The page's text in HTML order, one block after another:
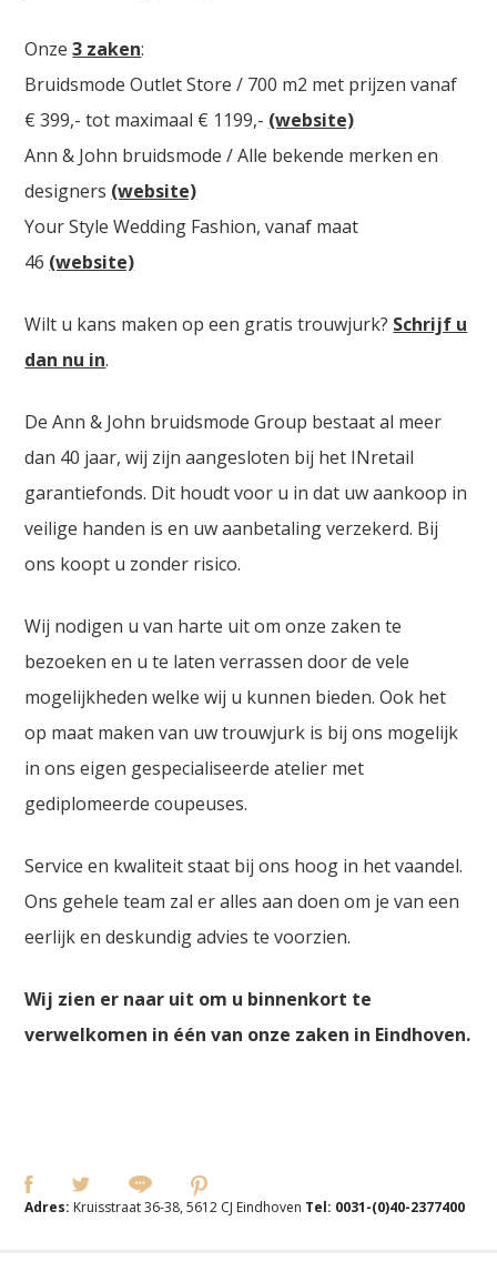
Onze3 zaken:
Bruidsmode Outlet Store / 700 m2 met prijzen vanaf
€ 399,- tot maximaal € 1199,- (website)
Ann & John bruidsmode / Alle bekende merken en
designers (website)
Your Style Wedding Fashion, vanaf maat
46 (website)
Wilt u kans maken op een gratis trouwjurk? Schrijf u
dan nu in.
De Ann & John bruidsmode Group bestaat al meer
dan 40 jaar, wij zijn aangesloten bij het INretail
garantiefonds. Dit houdt voor u in dat uw aankoop in
veilige handen is en uw aanbetaling verzekerd. Bij
ons koopt u zonder risico.
Wij nodigen u van harte uit om onze zaken te
bezoeken en u te laten verrassen door de vele
mogelijkheden welke wij u kunnen bieden. Ook het
op maat maken van uw trouwjurk is bij ons mogelijk
in ons eigen gespecialiseerde atelier met
gediplomeerde coupeuses.
Service en kwaliteit staat bij ons hoog in het vaandel.
Ons gehele team zal er alles aan doen om je van een
eerlijk en deskundig advies te voorzien.
Wij zien er naar uit om u binnenkort te
verwelkomen in één van onze zaken in Eindhoven.
Adres: Kruisstraat 36-38, 5612 CJ Eindhoven Tel: 0031-(0)40-2377400